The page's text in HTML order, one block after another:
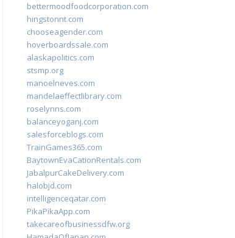
bettermoodfoodcorporation.com
hingstonnt.com
chooseagender.com
hoverboardssale.com
alaskapolitics.com
stsmp.org
manoelneves.com
mandelaeffectlibrary.com
roselynns.com
balanceyoganj.com
salesforceblogs.com
TrainGames365.com
BaytownEvaCationRentals.com
JabalpurCakeDelivery.com
halobjd.com
intelligenceqatar.com
PikaPikaApp.com
takecareofbusinessdfw.org